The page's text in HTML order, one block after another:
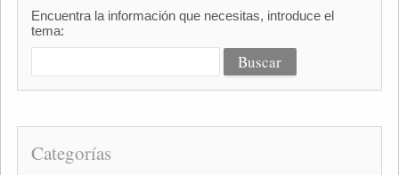
Encuentra la información que necesitas, introduce el
tema:
Categorías